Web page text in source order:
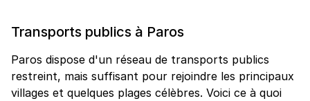
Transports publics à Paros
Paros dispose d'un réseau de transports publics
restreint, mais suffisant pour rejoindre les principaux
villages et quelques plages célèbres. Voici ce à quoi